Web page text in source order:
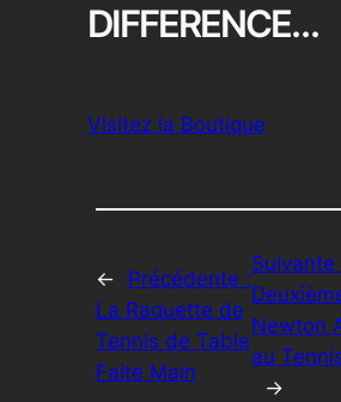
DIFFERENCE…
Visitez la Boutique
←
Précédente :
La Raquette de
Tennis de Table
Faite Main
Suivante
Newton
au
→